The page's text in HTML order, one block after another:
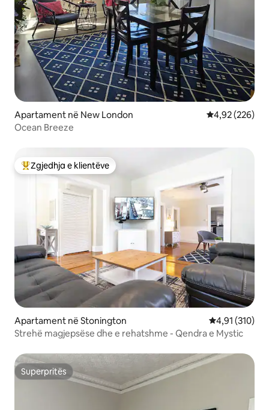
Apartament në New London Vlerësimi
4,92 (226)
Ocean Breeze
Më të mirat e zgjedhjeve të klientëve
Zgjedhja e klientëve
Apartament në Stonington Vlerësimi
4,91 (310)
Strehë magjepsëse dhe e rehatshme - Qendra e Mystic
Superpritës
Superpritës